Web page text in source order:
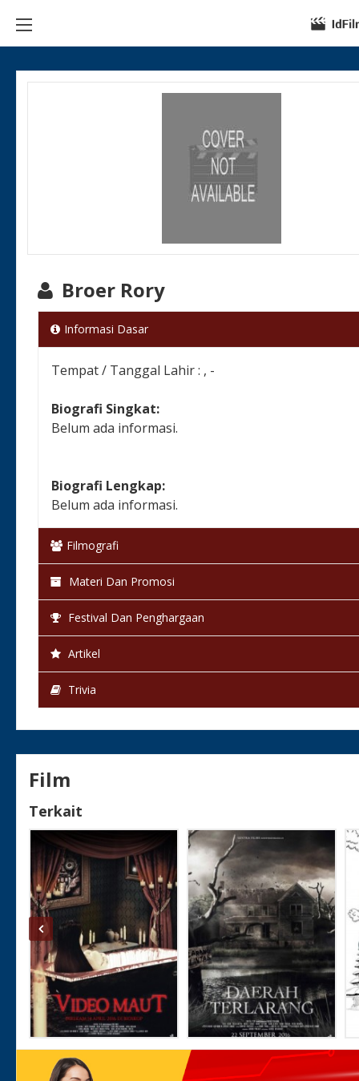
Broer Rory
Informasi Dasar
Tempat / Tanggal Lahir : , -
Biografi Singkat:
Belum ada informasi.
Biografi Lengkap:
Belum ada informasi.
Filmografi
Materi Dan Promosi
Festival Dan Penghargaan
Artikel
Trivia
Film
Terkait